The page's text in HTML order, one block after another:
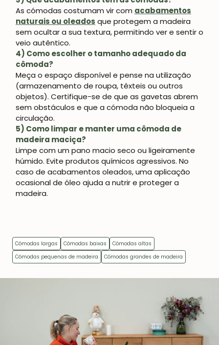
As cómodas costumam vir com acabamentos
naturais ou oleados que protegem a madeira
sem ocultar a sua textura, permitindo ver e sentir o
veio autêntico.
4) Como escolher o tamanho adequado da
cômoda?
Meça o espaço disponível e pense na utilização
(armazenamento de roupa, têxteis ou outros
objetos). Certifique-se de que as gavetas abrem
sem obstáculos e que a cómoda não bloqueia a
circulação.
5) Como limpar e manter uma cômoda de
madeira maciça?
Limpe com um pano macio seco ou ligeiramente
húmido. Evite produtos químicos agressivos. No
caso de acabamentos oleados, uma aplicação
ocasional de óleo ajuda a nutrir e proteger a
madeira.
Cómodas largas Cómodas baixas
Cómodas altas
Cómodas pequenas de madeira
Cómodas grandes de madeira